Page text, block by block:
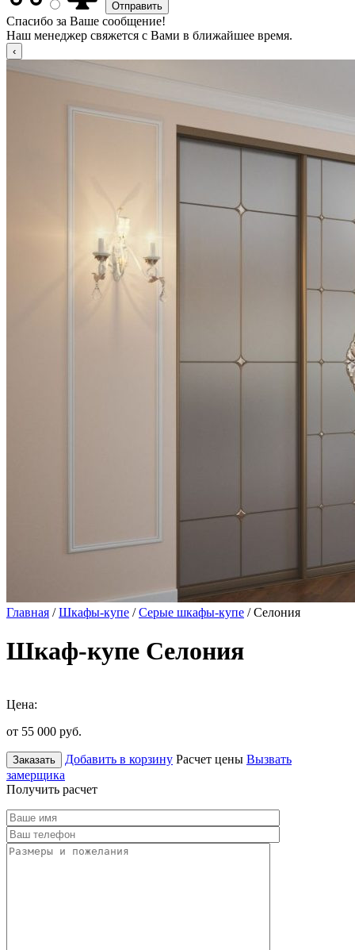
Спасибо за Ваше сообщение!
Наш менеджер свяжется с Вами в ближайшее время.
Главная /Шкафы-купе /Серые шкафы-купе / Селония
Шкаф-купе Селония
Цена:
от 55 000 руб.
Заказать Добавить в корзину Расчет цены Вызвать
замерщика
Получить расчет